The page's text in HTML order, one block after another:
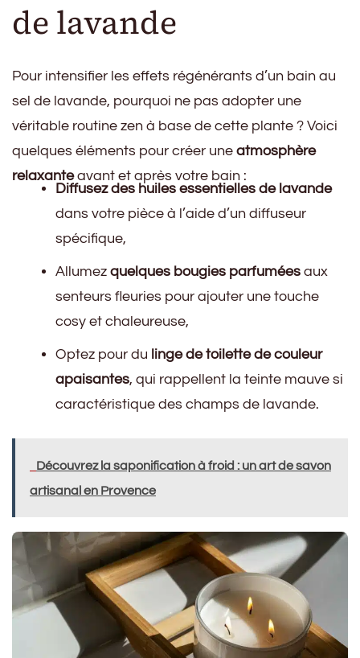
de lavande
Pour intensifier les effets régénérants d’un bain au
sel de lavande, pourquoi ne pas adopter une
véritable routine zen à base de cette plante ? Voici
quelques éléments pour créer une atmosphère
relaxanteavant et après votre bain :
Diffusez des huiles essentielles de lavande
dans votre pièce à l’aide d’un diffuseur
spécifique,
Allumez quelques bougies parfumées aux
senteurs fleuries pour ajouter une touche
cosy et chaleureuse,
Optez pour du linge de toilette de couleur
apaisantes, qui rappellent la teinte mauve si
caractéristique des champs de lavande.
Découvrez la saponification à froid : un art de savon
artisanal en Provence